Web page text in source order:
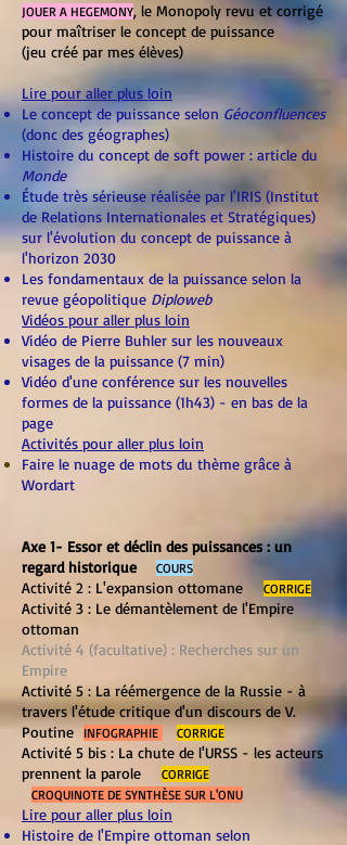
JOUER A HEGEMONY, le Monopoly revu et corrigé
pour maîtriser le concept de puissance
(jeu créé par mes élèves)
Lire pour aller plus loin
Le concept de puissance selon Géoconfluences
(donc des géographes)
Histoire du concept de soft power : article du
Monde
Étude très sérieuse réalisée par l'IRIS (Institut
de Relations Internationales et Stratégiques)
sur l'évolution du concept de puissance à
l'horizon 2030
Les fondamentaux de la puissance selon la
revue géopolitique Diploweb
Vidéos pour aller plus loin
Vidéo de Pierre Buhler sur les nouveaux
visages de la puissance (7 min)
Vidéo d'une conférence sur les nouvelles
formes de la puissance (1h43) - en bas de la
page
Activités pour aller plus loin
Faire le nuage de mots du thème grâce à
Wordart
Axe 1- Essor et déclin des puissances : un
regard historique COURS
Activité 2 : L'expansion ottomane CORRIGE
Activité 3 : Le démantèlement de l'Empire
ottoman
Activité 4 (facultative) : Recherches sur un
Empire
Activité 5 : La réémergence de la Russie - à
travers l'étude critique d'un discours de V.
Poutine
INFOGRAPHIE CORRIGE
Activité 5 bis : La chute de l'URSS - les acteurs
prennent la parole
CORRIGE
CROQUINOTE DE SYNTHÈSE SUR L'ONU
​Lire pour aller plus loin
Histoire de l'Empire ottoman selon